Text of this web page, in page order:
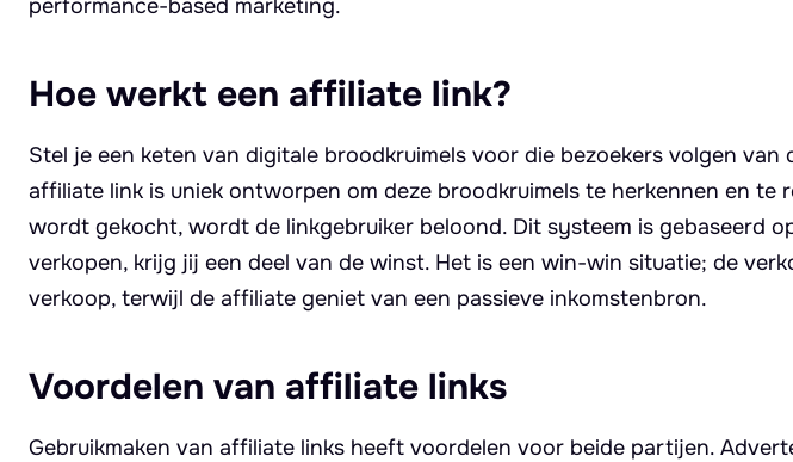
performance-based marketing.
Hoe werkt een affiliate link?
Stel je een keten van digitale broodkruimels voor die bezoekers volgen van
affiliate link is uniek ontworpen om deze broodkruimels te herkennen en te
wordt gekocht, wordt de linkgebruiker beloond. Dit systeem is gebaseerd
verkopen, krijg jij een deel van de winst. Het is een win-win situatie; de
verkoop, terwijl de affiliate geniet van een passieve inkomstenbron.
Voordelen van affiliate links
Gebruikmaken van affiliate links heeft voordelen voor beide partijen.